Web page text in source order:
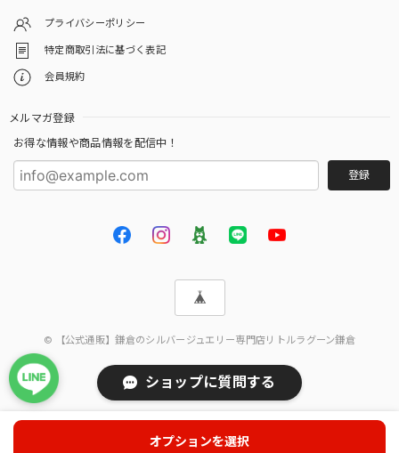
プライバシーポリシー
特定商取引法に基づく表記
会員規約
メルマガ登録
お得な情報や商品情報を配信中！
登録
© 【公式通販】鎌倉のシルバージュエリー専門店リトルラグーン鎌倉
オプションを選択
ショップに質問する